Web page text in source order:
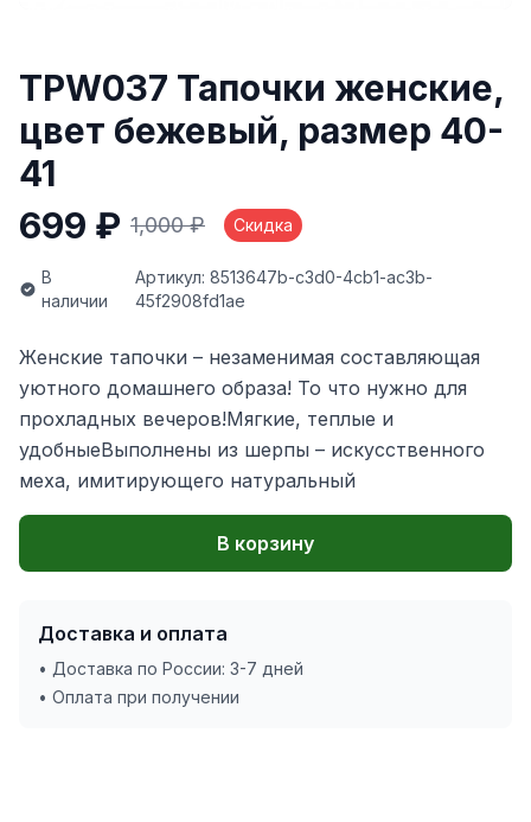
TPW037 Тапочки женские,
цвет бежевый, размер 40-
41
699 ₽ 1,000 ₽ Скидка
В
наличии
Артикул: 8513647b-c3d0-4cb1-ac3b-
45f2908fd1ae
Женские тапочки – незаменимая составляющая
уютного домашнего образа! То что нужно для
прохладных вечеров!Мягкие, теплые и
удобныеВыполнены из шерпы – искусственного
меха, имитирующего натуральный
В корзину
Доставка и оплата
• Доставка по России: 3-7 дней
• Оплата при получении